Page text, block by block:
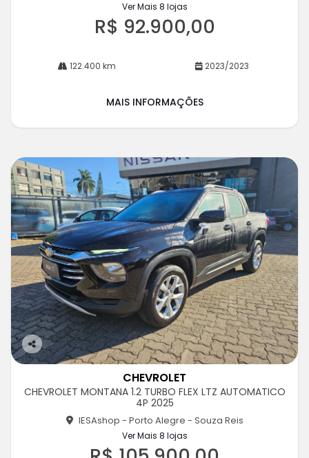
Ver Mais 8 lojas
R$ 92.900,00
122.400 km 2023/2023
MAIS INFORMAÇÕES
Co
rtil
CHEVROLET
CHEVROLET MONTANA 1.2 TURBO FLEX LTZ AUTOMATICO
4P 2025
IESAshop - Porto Alegre - Souza Reis
Ver Mais 8 lojas